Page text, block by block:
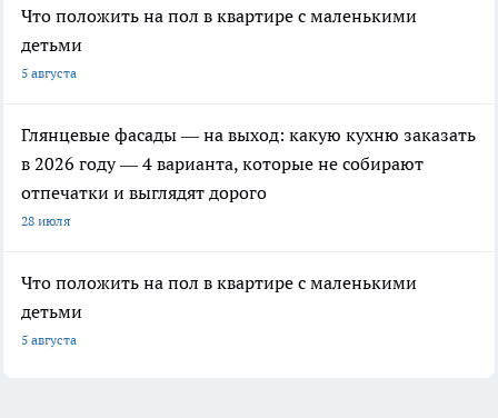
Что положить на пол в квартире с маленькими
детьми
5 августа
Глянцевые фасады — на выход: какую кухню заказать
в 2026 году — 4 варианта, которые не собирают
отпечатки и выглядят дорого
28 июля
Что положить на пол в квартире с маленькими
детьми
5 августа